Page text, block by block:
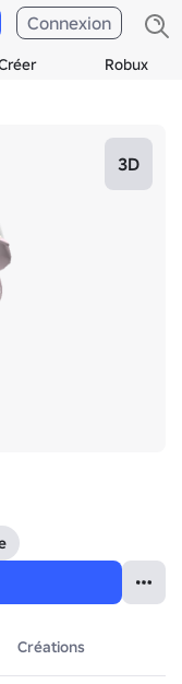
Robux
Connexion
3D
Créations